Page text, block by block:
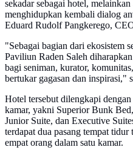
sekadar sebagai hotel,
menghidupkan kembali dialog
Eduard Rudolf Pangkerego,
"Sebagai bagian dari ekosistem
Paviliun Raden Saleh
bagi seniman, kurator,
bertukar gagasan dan inspirasi,"
Hotel tersebut dilengkapi
kamar, yakni Superior Bunk
Junior Suite, dan Executive
terdapat dua pasang tempat
empat orang dalam satu kamar.